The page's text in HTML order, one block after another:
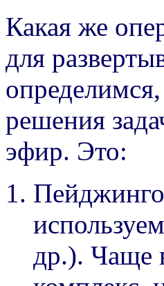
Какая же
для
решения
эфир. Это:
др.). Чаще